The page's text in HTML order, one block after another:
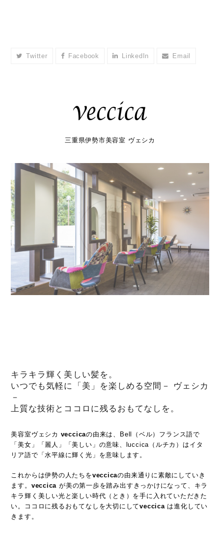
Twitter Facebook LinkedIn Email
三重県伊勢市美容室 ヴェシカ
キラキラ輝く美しい髪を。
いつでも気軽に「美」を楽しめる空間－ ヴェシカ
－
上質な技術とココロに残るおもてなしを。
美容室ヴェシカ veccicaの由来は、Bell（ベル）フランス語で
「美女」「麗人」「美しい」の意味、luccica（ルチカ）はイタ
リア語で「水平線に輝く光」を意味します。
これからは伊勢の人たちをveccicaの由来通りに素敵にしていき
ます。 veccica が美の第一歩を踏み出すきっかけになって、キラ
キラ輝く美しい光と楽しい時代（とき）を手に入れていただきた
い。ココロに残るおもてなしを大切にしてveccicaは進化してい
きます。